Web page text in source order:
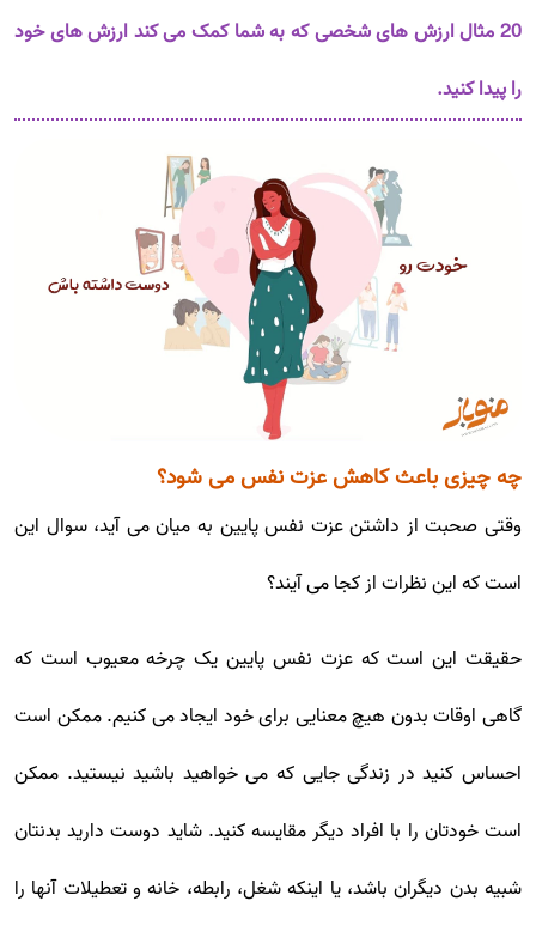
20 مثال ارزش های شخصی که به شما کمک می کند ارزش های خود
را پیدا کنید.
چه چیزی باعث کاهش عزت نفس می شود؟
وقتی صحبت از داشتن عزت نفس پایین به میان می آید، سوال این
است که این نظرات از کجا می آیند؟
حقیقت این است که عزت نفس پایین یک چرخه معیوب است که
گاهی اوقات بدون هیچ معنایی برای خود ایجاد می کنیم. ممکن است
احساس کنید در زندگی جایی که می خواهید باشید نیستید. ممکن
است خودتان را با افراد دیگر مقایسه کنید. شاید دوست دارید بدنتان
شبیه بدن دیگران باشد، یا اینکه شغل، رابطه، خانه و تعطیلات آنها را